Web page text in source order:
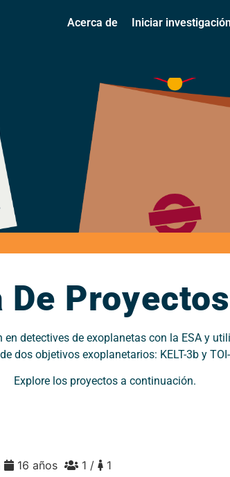
Acerca de Iniciar investigación
De
detectives de exoplanetas con la ESA y
dos objetivos exoplanetarios: KELT-3b y
Explore los proyectos a continuación.
16 años 1 / 1